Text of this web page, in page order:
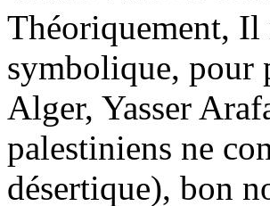
Théoriquement, Il
symbolique, pour
Alger, Yasser
palestiniens ne
désertique), bon